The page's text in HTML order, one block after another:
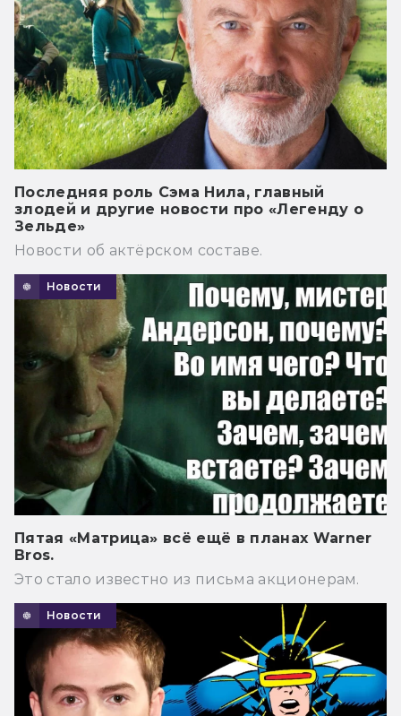
Последняя роль Сэма Нила, главный
злодей и другие новости про «Легенду о
Зельде»
Новости об актёрском составе.
Новости
Пятая «Матрица» всё ещё в планах Warner
Bros.
Это стало известно из письма акционерам.
Новости